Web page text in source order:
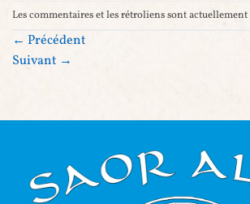
Les commentaires et les rétroliens sont actuellement
← Précédent
Suivant →